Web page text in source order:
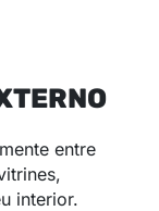
entre
interior.